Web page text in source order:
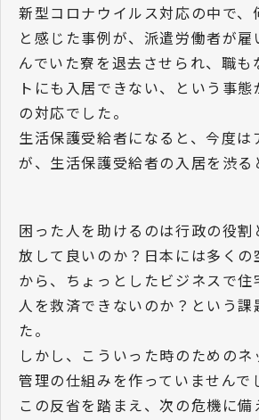
新型コロナウイルス対応の中で、
と感じた事例が、派遣労働者が
んでいた寮を退去させられ、職も
トにも入居できない、という事
の対応でした。
生活保護受給者になると、今度は
が、生活保護受給者の入居を渋る
困った人を助けるのは行政の役割
放して良いのか？日本には多くの
から、ちょっとしたビジネスで住
人を救済できないのか？という課
た。
しかし、こういった時のための
管理の仕組みを作っていません
この反省を踏まえ、次の危機に